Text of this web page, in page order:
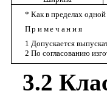
* Как в пределах одной
Примечания
1 Допускается
2 По согласованию
3.2